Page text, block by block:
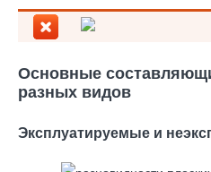
Основные
разных видов
Эксплуатируемые и